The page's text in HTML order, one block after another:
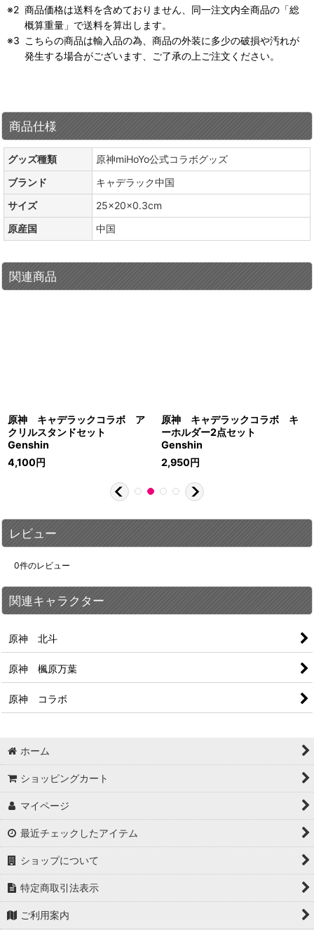
商品価格は送料を含めておりません、同一注文内全商品の「総
概算重量」で送料を算出します。
こちらの商品は輸入品の為、商品の外装に多少の破損や汚れが
発生する場合がございます、ご了承の上ご注文ください。
商品仕様
グッズ種類
原神miHoYo公式コラボグッズ
ブランド
キャデラック中国
サイズ
25×20×0.3cm
原産国
中国
関連商品
原神 キャデラックコラボ ア
クリルスタンドセット
Genshin
4,100 円
原神 キャデラックコラボ キ
ーホルダー2点セット
Genshin
2,950 円
レビュー
0件のレビュー
関連キャラクター
原神 北斗
原神 楓原万葉
原神 コラボ
ホーム
ショッピングカート
マイページ
最近チェックしたアイテム
ショップについて
特定商取引法表示
ご利用案内